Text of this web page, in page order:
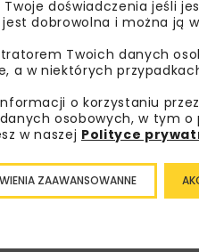
się do newslettera aby
informacje
atrakcyjne oferty
zgodę na otrzymywanie
handlowej w
doświadczenia jeśli
dobrowolna i można ją
Twoich danych
a w niektórych
o korzystaniu
osobowych, w tym o
w naszej Polityce
ZAAWANSOWANNE